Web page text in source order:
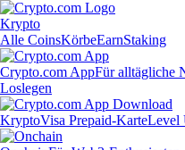
Krypto
Alle CoinsKörbeEarnStaking
Crypto.com AppFür alltägliche
Loslegen
KryptoVisa Prepaid-KarteLevel